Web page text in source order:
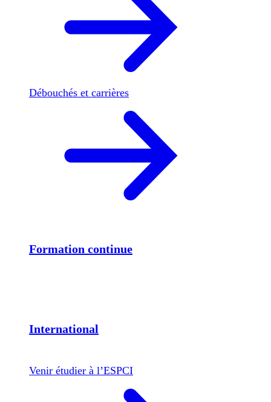
Débouchés et carrières
Formation continue
International
Venir étudier à l’ESPCI